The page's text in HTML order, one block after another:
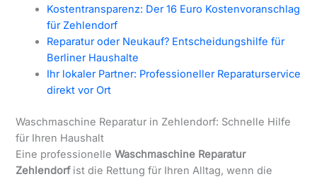
Kostentransparenz: Der 16 Euro Kostenvoranschlag
für Zehlendorf
Reparatur oder Neukauf? Entscheidungshilfe für
Berliner Haushalte
Ihr lokaler Partner: Professioneller Reparaturservice
direkt vor Ort
Waschmaschine Reparatur in Zehlendorf: Schnelle Hilfe
für Ihren Haushalt
Eine professionelleWaschmaschine Reparatur
Zehlendorfist die Rettung für Ihren Alltag, wenn die